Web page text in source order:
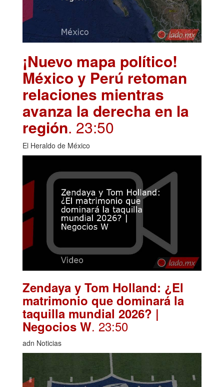
¡Nuevo mapa político!
México y Perú retoman
relaciones mientras
avanza la derecha en la
región. 23:50
El Heraldo de México
Zendaya y Tom Holland: ¿El
matrimonio que dominará la
taquilla mundial 2026? |
Negocios W. 23:50
adn Noticias